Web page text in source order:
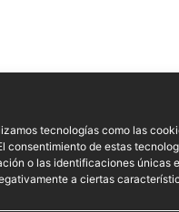
tecnologías como las
consentimiento de estas
o las identificaciones únicas
a ciertas